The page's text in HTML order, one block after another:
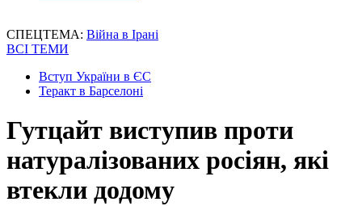
СПЕЦТЕМА: Війна в Ірані
ВСІ ТЕМИ
Вступ України в ЄС
Теракт в Барселоні
Гутцайт виступив проти
натуралізованих росіян, які
втекли додому